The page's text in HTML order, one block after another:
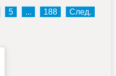
5 ... 188 След.